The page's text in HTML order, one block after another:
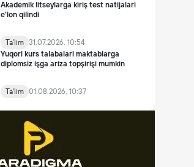
Akademik litseylarga kiriş test natijalari
e'lon qilindi
Ta'lim 31.07.2026, 10:54
Yuqori kurs talabalari maktablarga
diplomsiz işga ariza topşirişi mumkin
Ta'lim 01.08.2026, 10:37